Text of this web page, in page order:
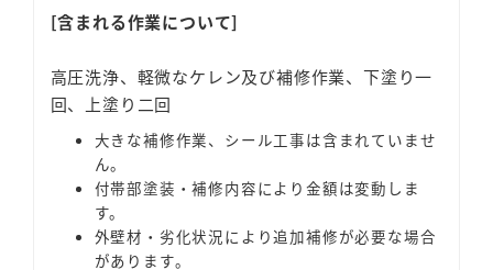
[含まれる作業について]
高圧洗浄、軽微なケレン及び補修作業、下塗り一
回、上塗り二回
大きな補修作業、シール工事は含まれていませ
ん。
付帯部塗装・補修内容により金額は変動しま
す。
外壁材・劣化状況により追加補修が必要な場合
があります。